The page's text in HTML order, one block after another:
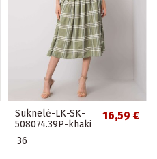
Suknelė-LK-SK-
508074.39P-khaki
16,59 €
36